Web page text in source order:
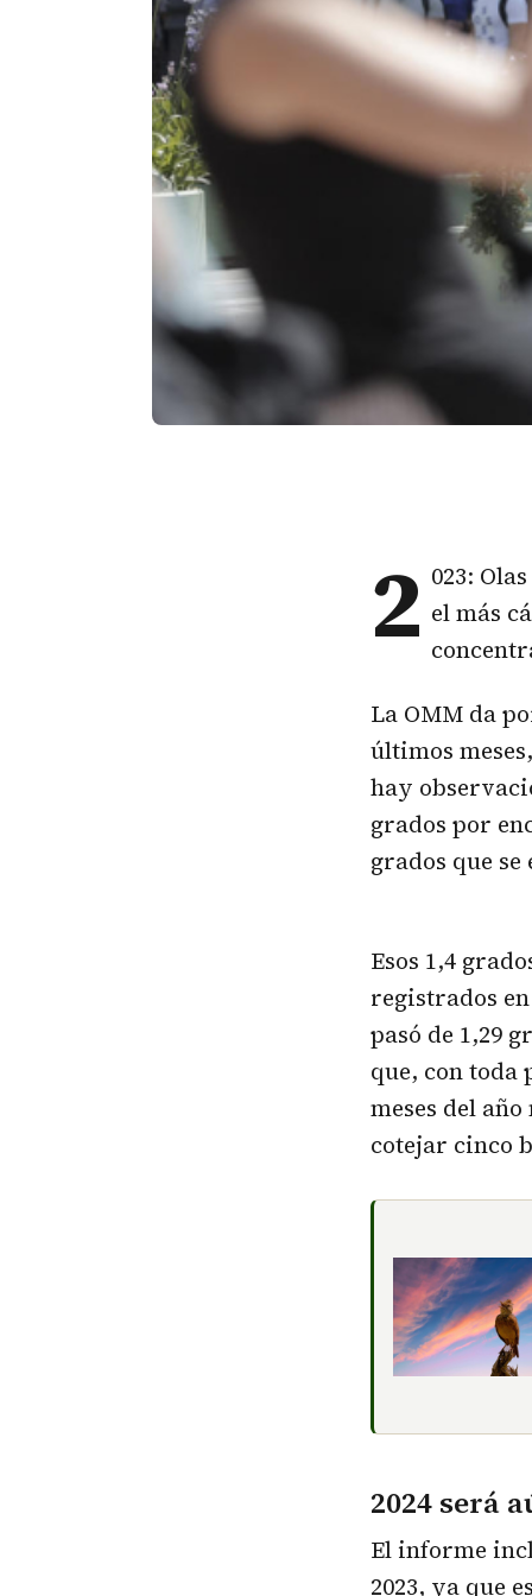
2 023:
el más
La OMM da
últimos
hay
grados por
grados que
Esos 1,4
registrados
pasó de 1,29
que, con toda
meses del
cotejar cinco
2024 será
El informe
2023, ya que